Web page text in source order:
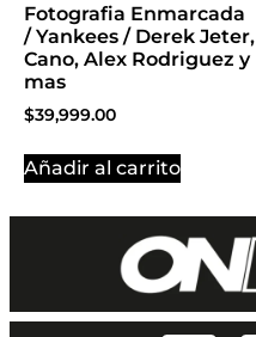
Fotografia Enmarcada
/ Yankees / Derek Jeter,
Cano, Alex Rodriguez y
mas
$39,999.00
Añadir al carrito